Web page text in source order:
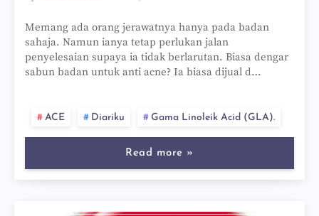
Memang ada orang jerawatnya hanya pada badan
sahaja. Namun ianya tetap perlukan jalan
penyelesaian supaya ia tidak berlarutan. Biasa dengar
sabun badan untuk anti acne? Ia biasa dijual d…
ACE Diariku Gama Linoleik Acid (GLA).
Read more »